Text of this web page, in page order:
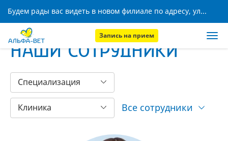
Будем рады вас видеть в новом филиале по адресу, ул. Кижеватова, 8!
Запись на прием
НАШИ СОТРУДНИКИ
Специализация
Клиника Все сотрудники